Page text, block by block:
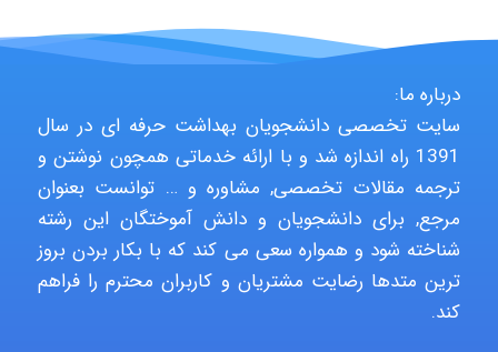
Niloofar
USER124
malekf
درباره ما:
سایت تخصصی دانشجویان بهداشت حرفه ای در سال
1391 راه اندازه شد و با ارائه خدماتی همچون نوشتن و
ترجمه مقالات تخصصی, مشاوره و … توانست بعنوان
مرجع, برای دانشجویان و دانش آموختگان این رشته
شناخته شود و همواره سعی می کند که با بکار بردن بروز
ترین متدها رضایت مشتریان و کاربران محترم را فراهم
کند.